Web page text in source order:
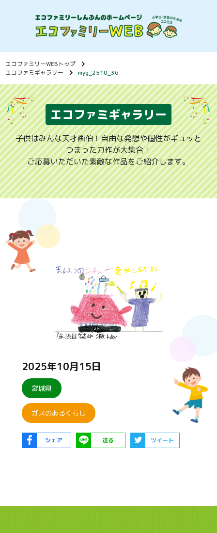
エコファミリーWEBトップ
エコファミギャラリー
myg_2510_36
エコファミギャラリー
子供はみんな天才画伯！自由な発想や個性がギュッと
つまった力作が大集合！
ご応募いただいた素敵な作品をご紹介します。
2025年10月15日
宮城県
ガスのあるくらし
シェア 送る ツイート